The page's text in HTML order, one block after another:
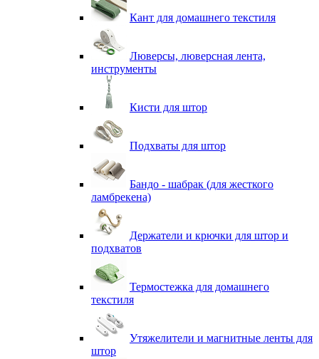
Кант для домашнего текстиля
Люверсы, люверсная лента,
инструменты
Кисти для штор
Подхваты для штор
Бандо - шабрак (для жесткого
ламбрекена)
Держатели и крючки для штор и
подхватов
Термостежка для домашнего
текстиля
Утяжелители и магнитные ленты для
штор